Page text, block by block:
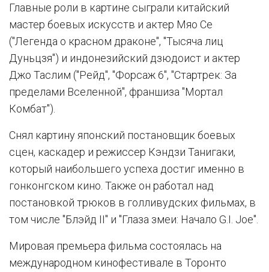
Главные роли в картине сыграли китайский
мастер боевых искусств и актер Мяо Се
("Легенда о красном драконе", "Тысяча лиц
Дуньцзя") и индонезийский дзюдоист и актер
Джо Таслим ("Рейд", "Форсаж 6", "Стартрек: За
пределами Вселенной", франшиза "Мортал
Комбат").
Снял картину японский постановщик боевых
сцен, каскадер и режиссер Кэндзи Танигаки,
который наибольшего успеха достиг именно в
гонконгском кино. Также он работал над
постановкой трюков в голливудских фильмах, в
том числе "Блэйд II" и "Глаза змеи: Начало G.I. Joe".
Мировая премьера фильма состоялась на
международном кинофестивале в Торонто